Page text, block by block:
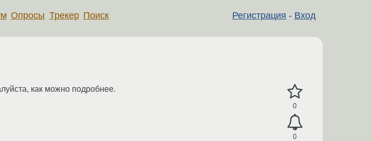
Регистрация - Вход
Опросы Трекер Поиск
0
0
как можно подробнее.